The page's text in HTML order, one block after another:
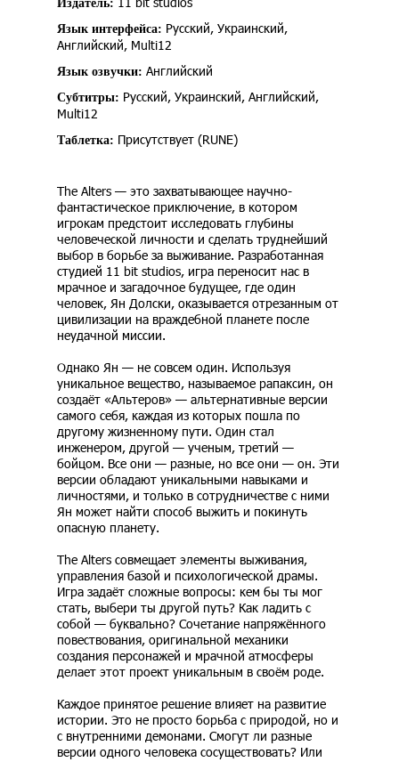
Издатель:
Язык интерфейса: Русский, Украинский,
Английский, Multi12
Язык озвучки: Английский
Субтитры: Русский, Украинский, Английский,
Multi12
Таблетка: Присутствует (RUNE)
The Alters — это захватывающее научно-
фантастическое приключение, в котором
игрокам предстоит исследовать глубины
человеческой личности и сделать труднейший
выбор в борьбе за выживание. Разработанная
студией 11 bit studios, игра переносит нас в
мрачное и загадочное будущее, где один
человек, Ян Долски, оказывается отрезанным от
цивилизации на враждебной планете после
неудачной миссии.
Однако Ян — не совсем один. Используя
уникальное вещество, называемое рапаксин, он
создаёт «Альтеров» — альтернативные версии
самого себя, каждая из которых пошла по
другому жизненному пути. Один стал
инженером, другой — ученым, третий —
бойцом. Все они — разные, но все они — он. Эти
версии обладают уникальными навыками и
личностями, и только в сотрудничестве с ними
Ян может найти способ выжить и покинуть
опасную планету.
The Alters совмещает элементы выживания,
управления базой и психологической драмы.
Игра задаёт сложные вопросы: кем бы ты мог
стать, выбери ты другой путь? Как ладить с
собой — буквально? Сочетание напряжённого
повествования, оригинальной механики
создания персонажей и мрачной атмосферы
делает этот проект уникальным в своём роде.
Каждое принятое решение влияет на развитие
истории. Это не просто борьба с природой, но и
с внутренними демонами. Смогут ли разные
версии одного человека сосуществовать? Или